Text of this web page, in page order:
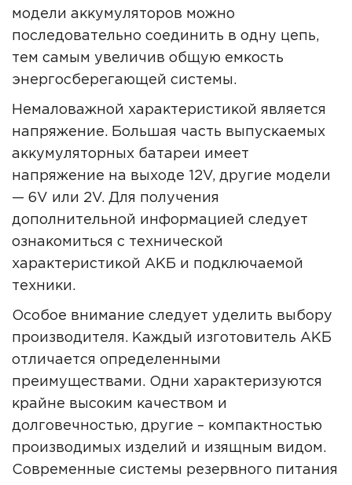
модели аккумуляторов можно
последовательно соединить в одну цепь,
тем самым увеличив общую емкость
энергосберегающей системы.
Немаловажной характеристикой является
напряжение. Большая часть выпускаемых
аккумуляторных батареи имеет
напряжение на выходе 12V, другие модели
— 6V или 2V. Для получения
дополнительной информацией следует
ознакомиться с технической
характеристикой АКБ и подключаемой
техники.
Особое внимание следует уделить выбору
производителя. Каждый изготовитель АКБ
отличается определенными
преимуществами. Одни характеризуются
крайне высоким качеством и
долговечностью, другие – компактностью
производимых изделий и изящным видом.
Современные системы резервного питания